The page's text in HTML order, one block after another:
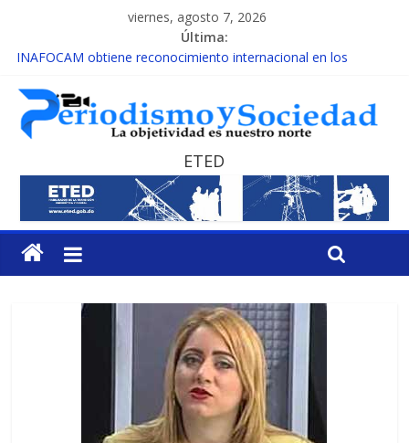
viernes, agosto 7, 2026
Última:
INAFOCAM obtiene reconocimiento internacional en los
15 de febrero de cada año es Día Nacional de la lucha contra el
cáncer infantil
EL ENFOQUE UNILATERAL DE LA COALICIÓN
MESCyT y Universidad Albizu apoyarán rehabilitación de
reclusos
MESCyT presenta calendario de Consulta Nacional por la
Educación
ETED